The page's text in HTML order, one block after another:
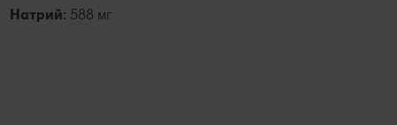
Натрий: 588 мг